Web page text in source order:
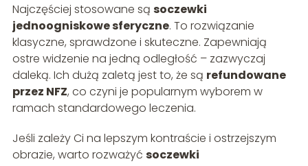
Najczęściej stosowane są soczewki
jednoogniskowe sferyczne. To rozwiązanie
klasyczne, sprawdzone i skuteczne. Zapewniają
ostre widzenie na jedną odległość – zazwyczaj
daleką. Ich dużą zaletą jest to, że są refundowane
przez NFZ, co czyni je popularnym wyborem w
ramach standardowego leczenia.
Jeśli zależy Ci na lepszym kontraście i ostrzejszym
obrazie, warto rozważyć soczewki